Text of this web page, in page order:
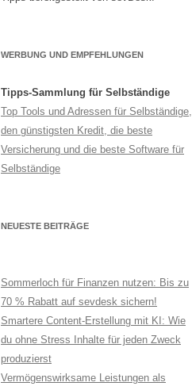
WERBUNG UND EMPFEHLUNGEN
Tipps-Sammlung für Selbständige
Top Tools und Adressen für Selbständige,
den günstigsten Kredit, die beste
Versicherung und die beste Software für
Selbständige
NEUESTE BEITRÄGE
Sommerloch für Finanzen nutzen: Bis zu
70 % Rabatt auf sevdesk sichern!
Smartere Content-Erstellung mit KI: Wie
du ohne Stress Inhalte für jeden Zweck
produzierst
Vermögenswirksame Leistungen als